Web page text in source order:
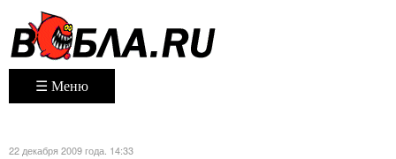
☰ Меню
22 декабря 2009 года. 14:33